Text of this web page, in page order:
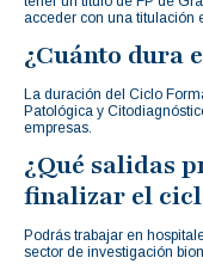
acceder con una titulación
¿Cuánto dura
La duración del Ciclo
Patológica y
empresas.
¿Qué salidas
finalizar el
Podrás trabajar en
sector de investigación